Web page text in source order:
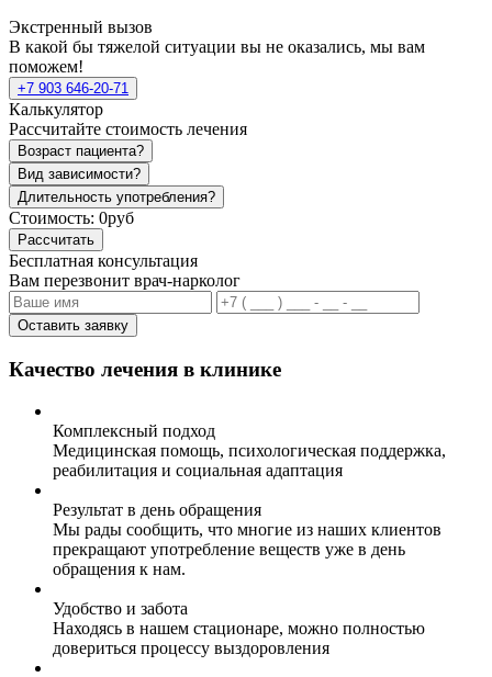
Экстренный вызов
В какой бы тяжелой ситуации вы не оказались, мы вам
поможем!
+7 903 646-20-71
Калькулятор
Рассчитайте стоимость лечения
Возраст пациента?
Вид зависимости?
Длительность употребления?
Стоимость: 0руб
Рассчитать
Бесплатная консультация
Вам перезвонит врач-нарколог
Оставить заявку
Качество лечения в клинике
Комплексный подход
Медицинская помощь, психологическая поддержка,
реабилитация и социальная адаптация
Результат в день обращения
Мы рады сообщить, что многие из наших клиентов
прекращают употребление веществ уже в день
обращения к нам.
Удобство и забота
Находясь в нашем стационаре, можно полностью
довериться процессу выздоровления